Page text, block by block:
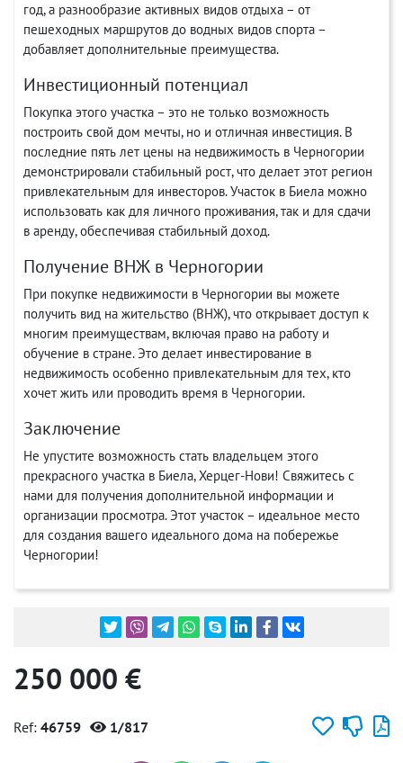
год, а разнообразие активных видов отдыха – от
пешеходных маршрутов до водных видов спорта –
добавляет дополнительные преимущества.
Инвестиционный потенциал
Покупка этого участка – это не только возможность
построить свой дом мечты, но и отличная инвестиция. В
последние пять лет цены на недвижимость в Черногории
демонстрировали стабильный рост, что делает этот регион
привлекательным для инвесторов. Участок в Биела можно
использовать как для личного проживания, так и для сдачи
в аренду, обеспечивая стабильный доход.
Получение ВНЖ в Черногории
При покупке недвижимости в Черногории вы можете
получить вид на жительство (ВНЖ), что открывает доступ к
многим преимуществам, включая право на работу и
обучение в стране. Это делает инвестирование в
недвижимость особенно привлекательным для тех, кто
хочет жить или проводить время в Черногории.
Заключение
Не упустите возможность стать владельцем этого
прекрасного участка в Биела, Херцег-Нови! Свяжитесь с
нами для получения дополнительной информации и
организации просмотра. Этот участок – идеальное место
для создания вашего идеального дома на побережье
Черногории!
250 000 €
Ref: 46759 1/817